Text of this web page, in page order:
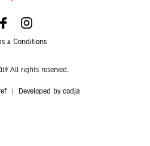
& Conditions
All rights reserved.
Developed by codja